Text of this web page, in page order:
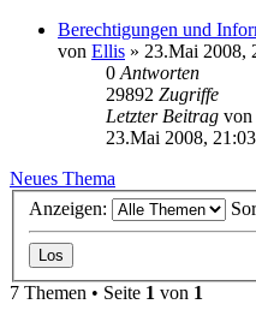
Berechtigungen und
von Ellis » 23.Mai 2008,
0 Antworten
29892 Zugriffe
Letzter Beitrag von
23.Mai 2008, 21:03
Neues Thema
Anzeigen:
7 Themen • Seite 1 von 1